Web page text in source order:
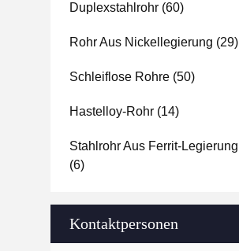
Duplexstahlrohr (60)
Rohr Aus Nickellegierung (29)
Schleiflose Rohre (50)
Hastelloy-Rohr (14)
Stahlrohr Aus Ferrit-Legierung
(6)
Kontaktpersonen